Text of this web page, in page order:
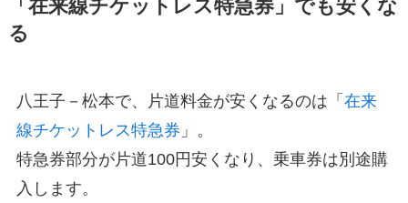
「在来線チケットレス特急券」でも安くな
る
八王子－松本で、片道料金が安くなるのは「 在来
線チケットレス特急券 」。
特急券部分が片道100円安くなり、乗車券は別途購
入します。